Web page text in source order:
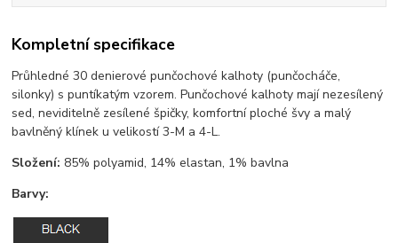
Kompletní specifikace
Průhledné 30 denierové punčochové kalhoty (punčocháče,
silonky) s puntíkatým vzorem. Punčochové kalhoty mají nezesílený
sed, neviditelně zesílené špičky, komfortní ploché švy a malý
bavlněný klínek u velikostí 3-M a 4-L.
Složení: 85% polyamid, 14% elastan, 1% bavlna
Barvy: